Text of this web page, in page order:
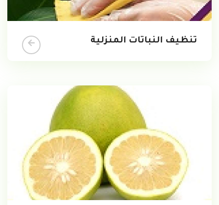
تنظيف النباتات المنزلية